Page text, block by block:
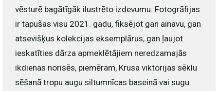
vēsturē bagātīgāk ilustrēto izdevumu. Fotogrāfijas
ir tapušas visu 2021. gadu, fiksējot gan ainavu, gan
atsevišķus kolekcijas eksemplārus, gan ļaujot
ieskatīties dārza apmeklētājiem neredzamajās
ikdienas norisēs, piemēram, Krusa viktorijas sēklu
sēšanā tropu augu siltumnīcas baseinā vai sugu